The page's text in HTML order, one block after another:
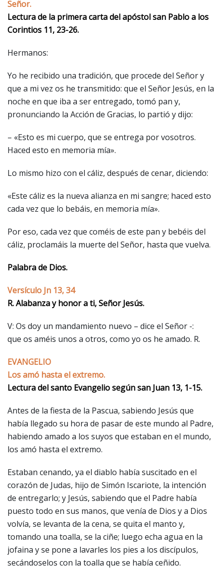
Señor.
Lectura de la primera carta del apóstol san Pablo a los
Corintios 11, 23-26.
Hermanos:
Yo he recibido una tradición, que procede del Señor y
que a mi vez os he transmitido: que el Señor Jesús, en la
noche en que iba a ser entregado, tomó pan y,
pronunciando la Acción de Gracias, lo partió y dijo:
– «Esto es mi cuerpo, que se entrega por vosotros.
Haced esto en memoria mía».
Lo mismo hizo con el cáliz, después de cenar, diciendo:
«Este cáliz es la nueva alianza en mi sangre; haced esto
cada vez que lo bebáis, en memoria mía».
Por eso, cada vez que coméis de este pan y bebéis del
cáliz, proclamáis la muerte del Señor, hasta que vuelva.
Palabra de Dios.
Versículo Jn 13, 34
R. Alabanza y honor a ti, Señor Jesús.
V: Os doy un mandamiento nuevo – dice el Señor -:
que os améis unos a otros, como yo os he amado. R.
EVANGELIO
Los amó hasta el extremo.
Lectura del santo Evangelio según san Juan 13, 1-15.
Antes de la fiesta de la Pascua, sabiendo Jesús que
había llegado su hora de pasar de este mundo al Padre,
habiendo amado a los suyos que estaban en el mundo,
los amó hasta el extremo.
Estaban cenando, ya el diablo había suscitado en el
corazón de Judas, hijo de Simón Iscariote, la intención
de entregarlo; y Jesús, sabiendo que el Padre había
puesto todo en sus manos, que venía de Dios y a Dios
volvía, se levanta de la cena, se quita el manto y,
tomando una toalla, se la ciñe; luego echa agua en la
jofaina y se pone a lavarles los pies a los discípulos,
secándoselos con la toalla que se había ceñido.